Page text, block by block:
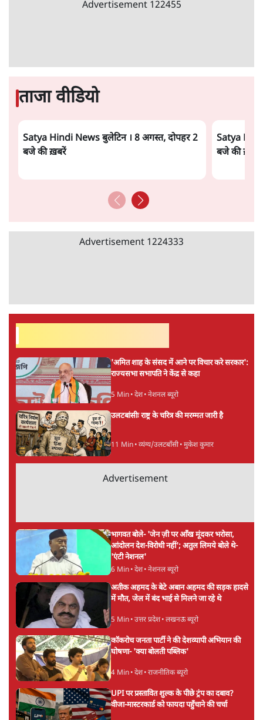
Advertisement 122455
ताजा वीडियो
Satya Hindi News बुलेटिन । 8 अगस्त, दोपहर 2
बजे की ख़बरें
Satya
बजे की ख़बरें
Advertisement 1224333
'अमित शाह के संसद में आने पर विचार करे सरकार':
राज्यसभा सभापति ने केंद्र से कहा
5 Min• देश• नेशनल ब्यूरो
उलटबांसीः राष्ट्र के चरित्र की मरम्मत जारी है
11 Min• व्यंग्य/उलटबाँसी• मुकेश कुमार
Advertisement
भागवत बोले- 'जेन ज़ी पर आँख मूंदकर भरोसा,
आंदोलन देश-विरोधी नहीं'; अतुल लिमये बोले थे-
'एंटी नेशनल'
6 Min• देश• नेशनल ब्यूरो
अतीक अहमद के बेटे अबान अहमद की सड़क हादसे
में मौत, जेल में बंद भाई से मिलने जा रहे थे
5 Min• उत्तर प्रदेश• लखनऊ ब्यूरो
कॉकरोच जनता पार्टी ने की देशव्यापी अभियान की
घोषणा- 'क्या बोलती पब्लिक'
4 Min• देश• राजनीतिक ब्यूरो
UPI पर प्रस्तावित शुल्क के पीछे ट्रंप का दबाव?
वीजा-मास्टरकार्ड को फायदा पहुँचाने की चर्चा